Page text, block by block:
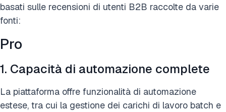
basati sulle recensioni di utenti B2B raccolte da varie
fonti:
Pro
1. Capacità di automazione complete
La piattaforma offre funzionalità di automazione
estese, tra cui la gestione dei carichi di lavoro batch e